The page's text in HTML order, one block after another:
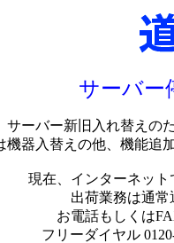
サーバー
サーバー新旧入れ替えの
機器入替えの他、機能追
現在、インターネット
出荷業務は通
お電話もしくは
フリーダイヤル